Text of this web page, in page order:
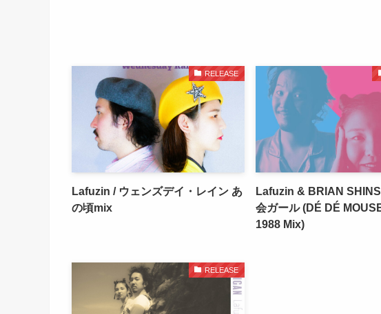
RELEASE
Lafuzin / ウェンズデイ・レイン あ
の頃mix
Lafuzin & BRIAN
会ガール (DÉ DÉ
1988 Mix)
RELEASE